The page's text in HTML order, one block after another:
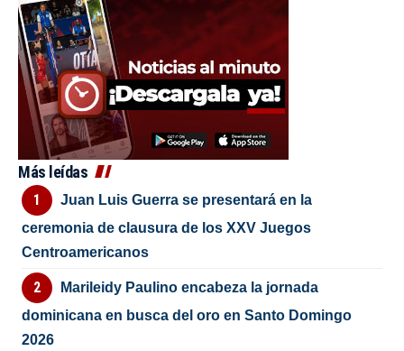
Más leídas
Juan Luis Guerra se presentará en la
ceremonia de clausura de los XXV Juegos
Centroamericanos
Marileidy Paulino encabeza la jornada
dominicana en busca del oro en Santo Domingo
2026